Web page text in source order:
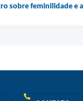
sobre feminilidade e